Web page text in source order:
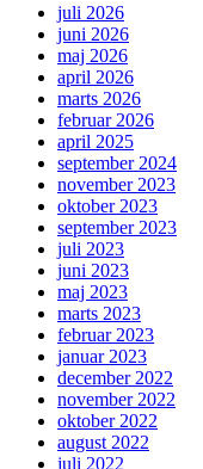
juli 2026
juni 2026
maj 2026
april 2026
marts 2026
februar 2026
april 2025
september 2024
november 2023
oktober 2023
september 2023
juli 2023
juni 2023
maj 2023
marts 2023
februar 2023
januar 2023
december 2022
november 2022
oktober 2022
august 2022
juli 2022